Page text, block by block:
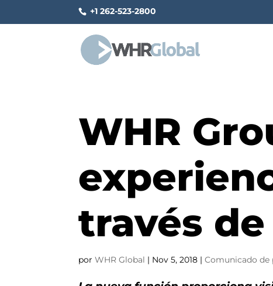
+1 262-523-2800
WHR
través
porWHR Global | Nov 5, 2018 |Comunicado de